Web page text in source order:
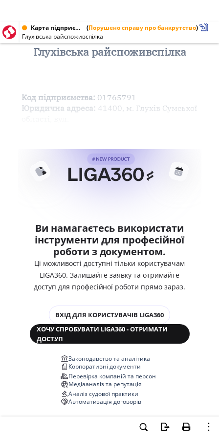
Карта підприємства від 15.09.2000 № 01765791 (Порушено справу про банкрутство)
Глухівська райспоживспілка
Глухівська райспоживспілка
Код підприємства: 01765791
Юридична адреса: 41400, м. Глухів Сумської
Ви намагаєтесь використати
інструменти для професійної
роботи з документом.
Ці можливості доступні тільки користувачам
LIGA360. Залишайте заявку та отримайте
доступ для професійної роботи прямо зараз.
ВХІД ДЛЯ КОРИСТУВАЧІВ LIGA360
ХОЧУ СПРОБУВАТИ LIGA360 - ОТРИМАТИ
ДОСТУП
Законодавство та аналітика
Корпоративні документи
Перевірка компаній та персон
Медіааналіз та репутація
Аналіз судової практики
Автоматизація договорів
НОВА LIGA360 ЗМІНЮЄ ВСЕ!